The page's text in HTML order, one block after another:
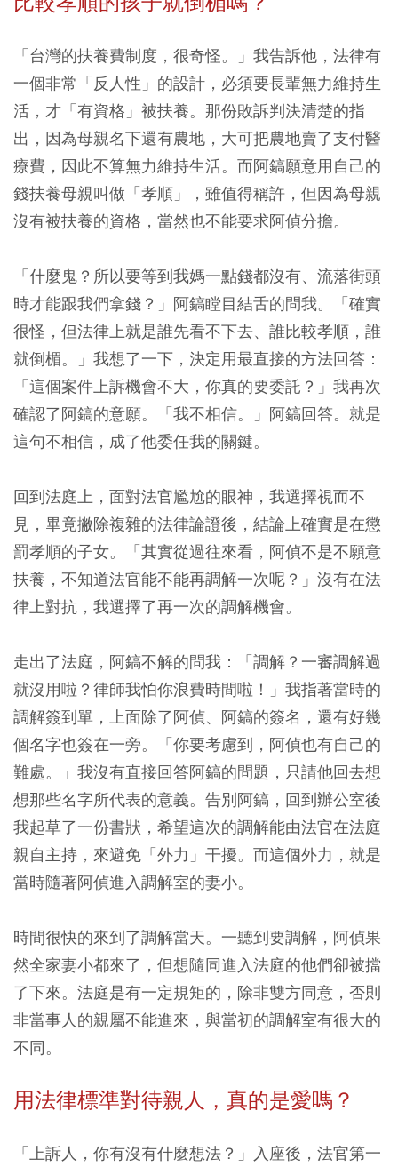
「台灣的扶養費制度，很奇怪。」我告訴他，法律有
一個非常「反人性」的設計，必須要長輩無力維持生
活，才「有資格」被扶養。那份敗訴判決清楚的指
出，因為母親名下還有農地，大可把農地賣了支付醫
療費，因此不算無力維持生活。而阿鎬願意用自己的
錢扶養母親叫做「孝順」，雖值得稱許，但因為母親
沒有被扶養的資格，當然也不能要求阿偵分擔。
「什麼鬼？所以要等到我媽一點錢都沒有、流落街頭
時才能跟我們拿錢？」阿鎬瞠目結舌的問我。「確實
很怪，但法律上就是誰先看不下去、誰比較孝順，誰
就倒楣。」我想了一下，決定用最直接的方法回答：
「這個案件上訴機會不大，你真的要委託？」我再次
確認了阿鎬的意願。「我不相信。」阿鎬回答。就是
這句不相信，成了他委任我的關鍵。
回到法庭上，面對法官尷尬的眼神，我選擇視而不
見，畢竟撇除複雜的法律論證後，結論上確實是在懲
罰孝順的子女。「其實從過往來看，阿偵不是不願意
扶養，不知道法官能不能再調解一次呢？」沒有在法
律上對抗，我選擇了再一次的調解機會。
走出了法庭，阿鎬不解的問我：「調解？一審調解過
就沒用啦？律師我怕你浪費時間啦！」我指著當時的
調解簽到單，上面除了阿偵、阿鎬的簽名，還有好幾
個名字也簽在一旁。「你要考慮到，阿偵也有自己的
難處。」我沒有直接回答阿鎬的問題，只請他回去想
想那些名字所代表的意義。告別阿鎬，回到辦公室後
我起草了一份書狀，希望這次的調解能由法官在法庭
親自主持，來避免「外力」干擾。而這個外力，就是
當時隨著阿偵進入調解室的妻小。
時間很快的來到了調解當天。一聽到要調解，阿偵果
然全家妻小都來了，但想隨同進入法庭的他們卻被擋
了下來。法庭是有一定規矩的，除非雙方同意，否則
非當事人的親屬不能進來，與當初的調解室有很大的
不同。
用法律標準對待親人，真的是愛嗎？
「上訴人，你有沒有什麼想法？」入座後，法官第一